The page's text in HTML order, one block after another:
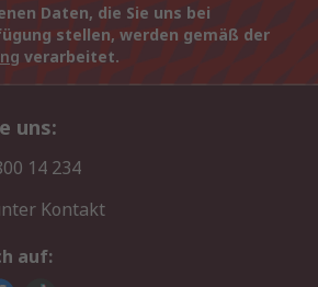
Daten, die Sie uns bei
stellen, werden gemäß der
verarbeitet.
uns:
14 234
Kontakt
auf: